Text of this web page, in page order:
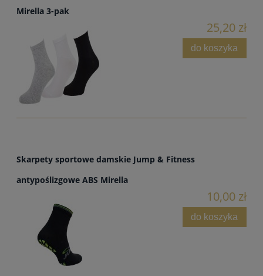
Mirella 3-pak
25,20 zł
do koszyka
Skarpety sportowe damskie Jump & Fitness
antypoślizgowe ABS Mirella
10,00 zł
do koszyka